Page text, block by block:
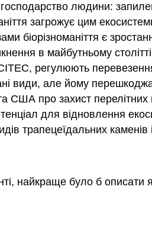
людини:
загрожує цим
є
в майбутньому
регулюють
види, але йому
про захист перелітних
для відновлення
трапецеїдальних каменів
найкраще було б описати